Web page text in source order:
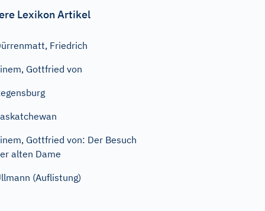
Lexikon Artikel
Friedrich
Gottfried von
Gottfried von: Der Besuch
alten Dame
(Auflistung)